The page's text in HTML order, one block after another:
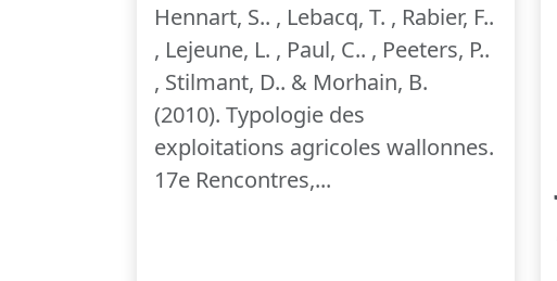
Hennart, S.. , Lebacq, T. , Rabier, F..
, Lejeune, L. , Paul, C.. , Peeters, P..
, Stilmant, D.. & Morhain, B.
(2010). Typologie des
exploitations agricoles wallonnes.
17e Rencontres,...